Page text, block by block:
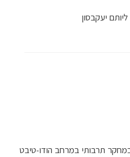
יעקבסון
תרבותי במרחב הודו-טיבט